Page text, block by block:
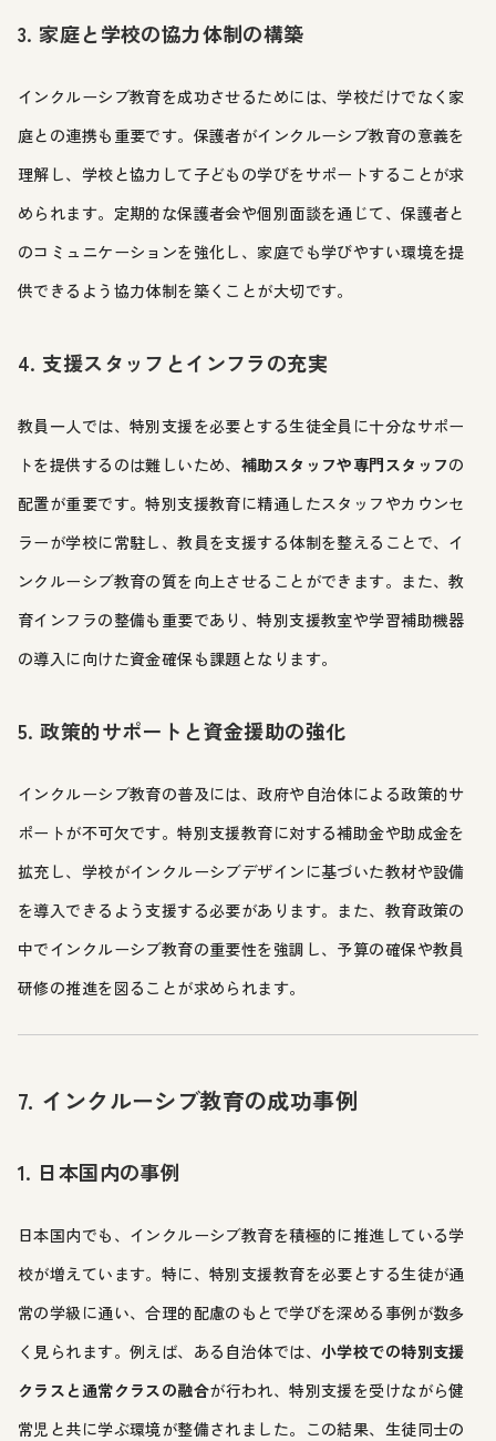
3. 家庭と学校の協力体制の構築
インクルーシブ教育を成功させるためには、学校だけでなく家
庭との連携も重要です。保護者がインクルーシブ教育の意義を
理解し、学校と協力して子どもの学びをサポートすることが求
められます。定期的な保護者会や個別面談を通じて、保護者と
のコミュニケーションを強化し、家庭でも学びやすい環境を提
供できるよう協力体制を築くことが大切です。
4. 支援スタッフとインフラの充実
教員一人では、特別支援を必要とする生徒全員に十分なサポー
トを提供するのは難しいため、 補助スタッフや専門スタッフの
配置が重要です。特別支援教育に精通したスタッフやカウンセ
ラーが学校に常駐し、教員を支援する体制を整えることで、イ
ンクルーシブ教育の質を向上させることができます。また、教
育インフラの整備も重要であり、特別支援教室や学習補助機器
の導入に向けた資金確保も課題となります。
5. 政策的サポートと資金援助の強化
インクルーシブ教育の普及には、政府や自治体による政策的サ
ポートが不可欠です。特別支援教育に対する補助金や助成金を
拡充し、学校がインクルーシブデザインに基づいた教材や設備
を導入できるよう支援する必要があります。また、教育政策の
中でインクルーシブ教育の重要性を強調し、予算の確保や教員
研修の推進を図ることが求められます。
7. インクルーシブ教育の成功事例
1. 日本国内の事例
日本国内でも、インクルーシブ教育を積極的に推進している学
校が増えています。特に、特別支援教育を必要とする生徒が通
常の学級に通い、合理的配慮のもとで学びを深める事例が数多
く見られます。例えば、ある自治体では、小学校での特別支援
クラスと通常クラスの融合が行われ、特別支援を受けながら健
常児と共に学ぶ環境が整備されました。この結果、生徒同士の